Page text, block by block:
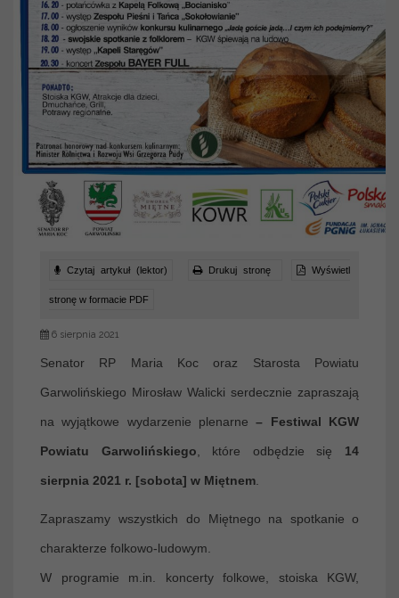
Czytaj artykuł (lektor) Drukuj stronę Wyświetl
stronę w formacie PDF
6 sierpnia 2021
Senator RP Maria Koc oraz Starosta Powiatu
Garwolińskiego Mirosław Walicki serdecznie zapraszają
na wyjątkowe wydarzenie plenarne– Festiwal KGW
Powiatu Garwolińskiego , które odbędzie się 14
sierpnia 2021 r. [sobota] w Miętnem
Zapraszamy wszystkich do Miętnego na spotkanie o
charakterze folkowo-ludowym.
W programie m.in. koncerty folkowe, stoiska KGW,